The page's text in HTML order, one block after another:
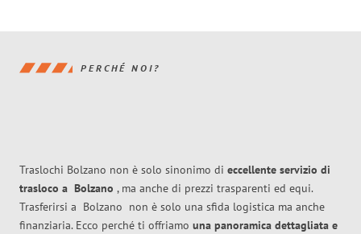
PERCHÉ NOI?
Traslochi Bolzano non è solo sinonimo di eccellente servizio di
trasloco a Bolzano , ma anche di prezzi trasparenti ed equi.
Trasferirsi a Bolzano non è solo una sfida logistica ma anche
finanziaria. Ecco perché ti offriamo una panoramica dettagliata e